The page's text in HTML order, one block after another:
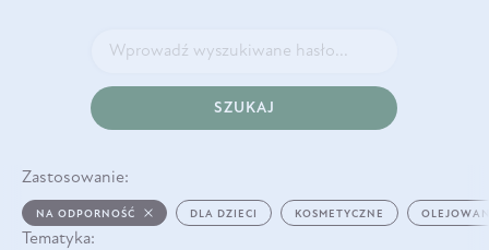
SZUKAJ
Zastosowanie:
NA ODPORNOŚĆ DLA DZIECI KOSMETYCZNE
Tematyka: